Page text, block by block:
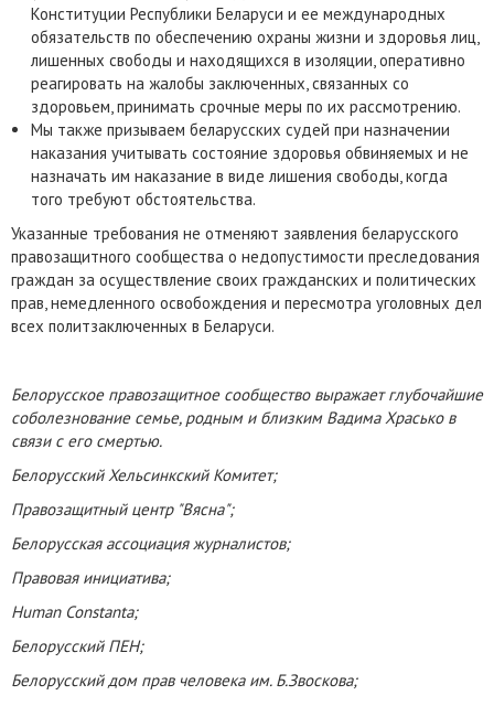
Конституции Республики Беларуси и ее международных
обязательств по обеспечению охраны жизни и здоровья лиц,
лишенных свободы и находящихся в изоляции, оперативно
реагировать на жалобы заключенных, связанных со
здоровьем, принимать срочные меры по их рассмотрению.
Мы также призываем беларусских судей при назначении
наказания учитывать состояние здоровья обвиняемых и не
назначать им наказание в виде лишения свободы, когда
того требуют обстоятельства.
Указанные требования не отменяют заявления беларусского
правозащитного сообщества о недопустимости преследования
граждан за осуществление своих гражданских и политических
прав, немедленного освобождения и пересмотра уголовных дел
всех политзаключенных в Беларуси.
Белорусское правозащитное сообщество выражает глубочайшие
соболезнование семье, родным и близким Вадима Храсько в
связи с его смертью.
Белорусский Хельсинкский Комитет;
Правозащитный центр "Вясна";
Белорусская ассоциация журналистов;
Правовая инициатива;
Human Constanta;
Белорусский ПЕН;
Белорусский дом прав человека им. Б.Звоскова;